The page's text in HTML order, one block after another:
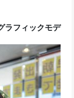
ラフィックモデ